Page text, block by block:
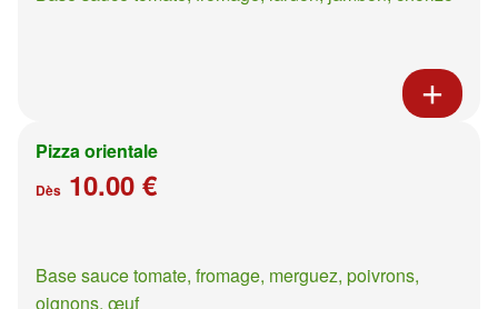
Pizza orientale
Dès 10.00 €
Base sauce tomate, fromage, merguez, poivrons,
oignons, œuf